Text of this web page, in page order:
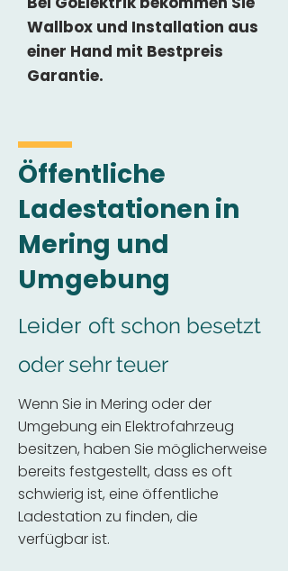
Wallbox und Installation aus
einer Hand mit Bestpreis
Garantie.
Öffentliche
Ladestationen in
Mering und
Umgebung
Leider oft schon besetzt
oder sehr teuer
Wenn Sie in Mering oder der
Umgebung ein Elektrofahrzeug
besitzen, haben Sie möglicherweise
bereits festgestellt, dass es oft
schwierig ist, eine öffentliche
Ladestation zu finden, die
verfügbar ist.